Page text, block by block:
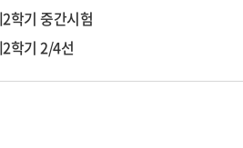
학기 중간시험
학기 2/4선